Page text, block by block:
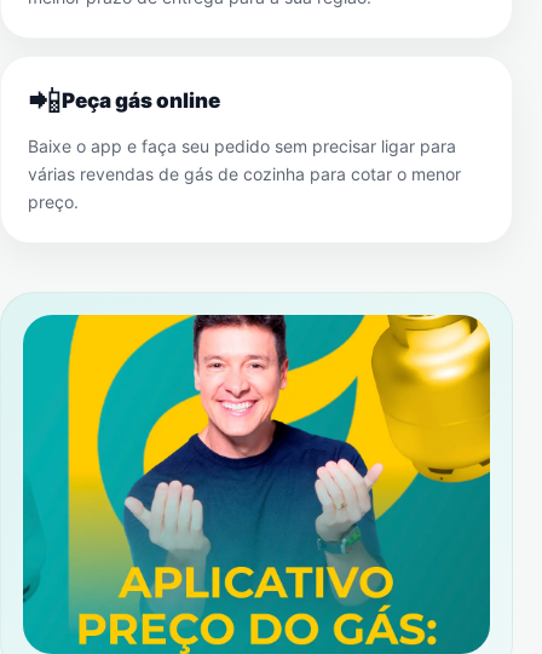
📲Peça gás online
Baixe o app e faça seu pedido sem precisar ligar para
várias revendas de gás de cozinha para cotar o menor
preço.